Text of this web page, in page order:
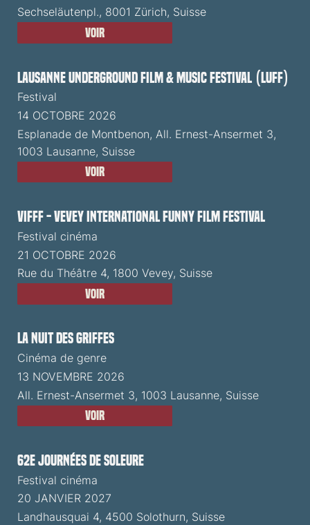
Sechseläutenpl., 8001 Zürich, Suisse
Voir
Lausanne Underground Film & Music Festival (LUFF)
Festival
14 OCTOBRE 2026
Esplanade de Montbenon, All. Ernest-Ansermet 3,
1003 Lausanne, Suisse
Voir
VIFFF - Vevey International Funny Film Festival
Festival cinéma
21 OCTOBRE 2026
Rue du Théâtre 4, 1800 Vevey, Suisse
Voir
La Nuit des Griffes
Cinéma de genre
13 NOVEMBRE 2026
All. Ernest-Ansermet 3, 1003 Lausanne, Suisse
Voir
62e Journées de Soleure
Festival cinéma
20 JANVIER 2027
Landhausquai 4, 4500 Solothurn, Suisse